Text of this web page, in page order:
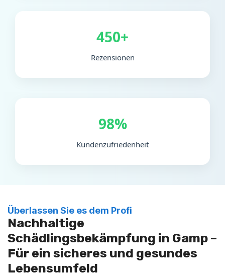
450+
Rezensionen
98%
Kundenzufriedenheit
Überlassen Sie es dem Profi
Nachhaltige
Schädlingsbekämpfung in Gamp –
Für ein sicheres und gesundes
Lebensumfeld